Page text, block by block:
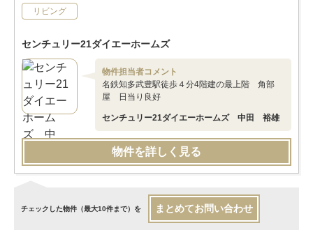
リビング
センチュリー21ダイエーホームズ
物件担当者コメント
名鉄知多武豊駅徒歩４分4階建の最上階 角部
屋 日当り良好
センチュリー21ダイエーホームズ 中田 裕雄
物件を詳しく見る
チェックした物件（最大10件まで）を まとめてお問い合わせ